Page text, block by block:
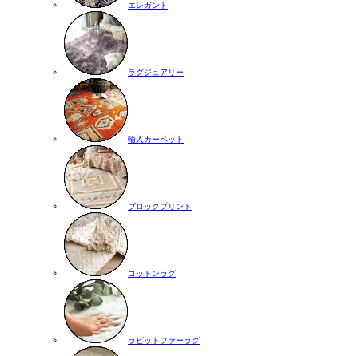
エレガント
ラグジュアリー
輸入カーペット
ブロックプリント
コットンラグ
ラビットファーラグ